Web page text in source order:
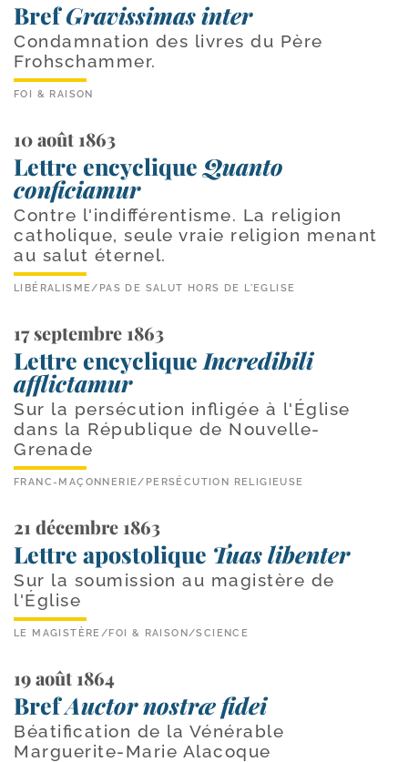
BrefGravissimas inter
Condamnation des livres du Père
Frohschammer.
FOI & RAISON
10 août 1863
Lettre encycliqueQuanto
conficiamur
Contre l'indifférentisme. La religion
catholique, seule vraie religion menant
au salut éternel.
LIBÉRALISME/ PAS DE SALUT HORS DE L'EGLISE
17 septembre 1863
Lettre encyclique Incredibili
afflictamur
Sur la persécution infligée à l'Église
dans la République de Nouvelle-
Grenade
FRANC-MAÇONNERIE/ PERSÉCUTION RELIGIEUSE
21 décembre 1863
Lettre apostolique Tuas libenter
Sur la soumission au magistère de
l'Église
LE MAGISTÈRE/FOI & RAISON/SCIENCE
19 août 1864
BrefAuctor nostræ fidei
Béatification de la Vénérable
Marguerite-Marie Alacoque